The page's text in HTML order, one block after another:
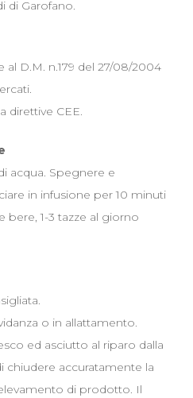
di Garofano.
D.M. n.179 del 27/08/2004
direttive CEE.
acqua. Spegnere e
in infusione per 10 minuti
1-3 tazze al giorno
o in allattamento.
ed asciutto al riparo dalla
chiudere accuratamente la
di prodotto. Il